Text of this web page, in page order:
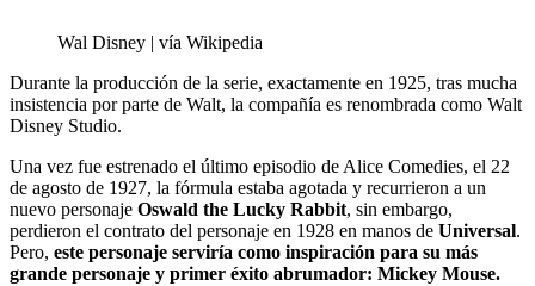
Wal Disney | vía Wikipedia
Durante la producción de la serie, exactamente en 1925, tras mucha
insistencia por parte de Walt, la compañía es renombrada como Walt
Disney Studio.
Una vez fue estrenado el último episodio de Alice Comedies, el 22
de agosto de 1927, la fórmula estaba agotada y recurrieron a un
nuevo personaje Oswald the Lucky Rabbit, sin embargo,
perdieron el contrato del personaje en 1928 en manos de Universal.
Pero, este personaje serviría como inspiración para su más
grande personaje y primer éxito abrumador: Mickey Mouse.